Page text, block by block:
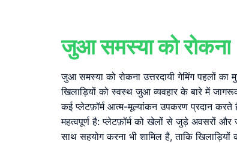
जुआ समस्या को रोकना
जुआ समस्या को रोकना उत्तरदायी गेमिंग पहलों
खिलाड़ियों को स्वस्थ जुआ व्यवहार के बारे में
कई प्लेटफ़ॉर्म आत्म-मूल्यांकन उपकरण प्रदान
महत्वपूर्ण है: प्लेटफ़ॉर्म को खेलों से जुड़े अवसरों और
साथ सहयोग करना भी शामिल है, ताकि